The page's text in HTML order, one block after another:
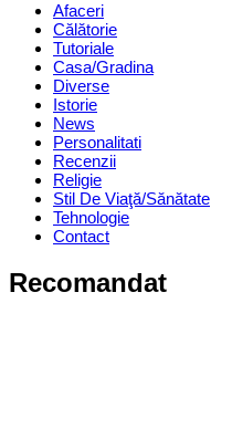
Afaceri
Călătorie
Tutoriale
Casa/Gradina
Diverse
Istorie
News
Personalitati
Recenzii
Religie
Stil De Viaţă/Sănătate
Tehnologie
Contact
Recomandat